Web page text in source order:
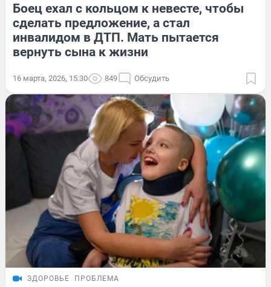
Боец ехал с кольцом к невесте, чтобы
сделать предложение, а стал
инвалидом в ДТП. Мать пытается
вернуть сына к жизни
16 марта, 2026, 15:30 849 Обсудить
ЗДОРОВЬЕ ПРОБЛЕМА